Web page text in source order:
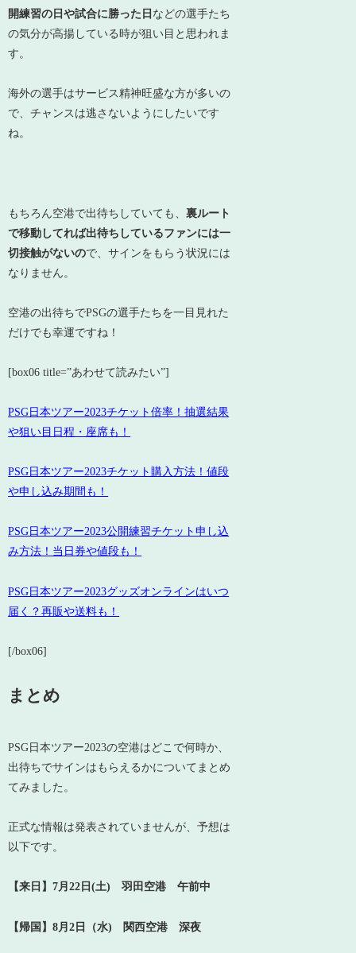
開練習の日や試合に勝った日 などの選手たち
の気分が高揚している時が狙い目と思われま
す。
海外の選手はサービス精神旺盛な方が多いの
で、チャンスは逃さないようにしたいです
ね。
もちろん空港で出待ちしていても、裏ルート
で移動してれば出待ちしているファンには一
切接触がないので、サインをもらう状況には
なりません。
空港の出待ちでPSGの選手たちを一目見れた
だけでも幸運ですね！
[box06 title=”あわせて読みたい”]
PSG日本ツアー2023チケット倍率！抽選結果
や狙い目日程・座席も！
PSG日本ツアー2023チケット購入方法！値段
や申し込み期間も！
PSG日本ツアー2023公開練習チケット申し込
み方法！当日券や値段も！
PSG日本ツアー2023グッズオンラインはいつ
届く？再販や送料も！
[/box06]
まとめ
PSG日本ツアー2023の空港はどこで何時か、
出待ちでサインはもらえるかについてまとめ
てみました。
正式な情報は発表されていませんが、予想は
以下です。
【来日】7月22日(土) 羽田空港 午前中
【帰国】8月2日（水) 関西空港 深夜